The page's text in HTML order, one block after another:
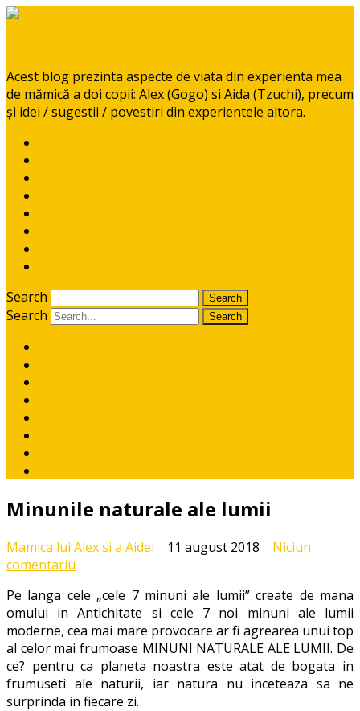
Acest blog prezinta aspecte de viata din experienta mea
de mămică a doi copii: Alex (Gogo) si Aida (Tzuchi), precum
și idei / sugestii / povestiri din experientele altora.
Search
Search
Minunile naturale ale lumii
Mamica lui Alex si a Aidei 11 august 2018
Niciun
comentariu
naturale
ale
lumii
Pe langa cele „cele 7 minuni ale lumii” create de mana
omului in Antichitate si cele 7 noi minuni ale lumii
moderne, cea mai mare provocare ar fi agrearea unui top
al celor mai frumoase MINUNI NATURALE ALE LUMII. De
ce? pentru ca planeta noastra este atat de bogata in
frumuseti ale naturii, iar natura nu inceteaza sa ne
surprinda in fiecare zi.